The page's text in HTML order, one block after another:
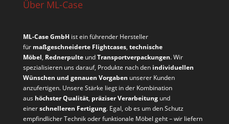
Über ML-Case
ML-Case GmbH ist ein führender Hersteller
für maßgeschneiderte Flightcases, technische
Möbel, RednerpulteundTransportverpackungen. Wir
spezialisieren uns darauf, Produkte nach den individuellen
Wünschen und genauen Vorgaben unserer Kunden
anzufertigen. Unsere Stärke liegt in der Kombination
aus höchster Qualität, präziser Verarbeitungund
einerschnelleren Fertigung. Egal, ob es um den Schutz
empfindlicher Technik oder funktionale Möbel geht – wir liefern